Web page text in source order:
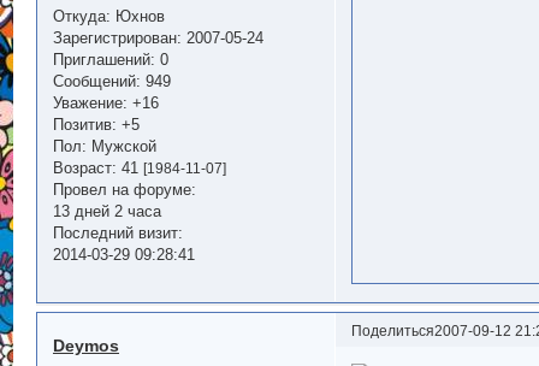
Откуда: Юхнов
Зарегистрирован: 2007-05-24
Приглашений: 0
Сообщений: 949
Уважение: +16
Позитив: +5
Пол: Мужской
Возраст: 41 [1984-11-07]
Провел на форуме:
13 дней 2 часа
Последний визит:
2014-03-29 09:28:41
Поделиться2007-09-12
Deymos